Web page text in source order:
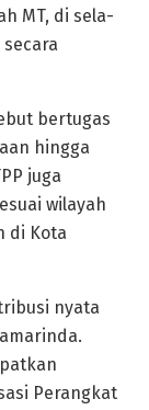
MT, di sela-
secara
bertugas
hingga
juga
wilayah
di Kota
nyata
Perangkat